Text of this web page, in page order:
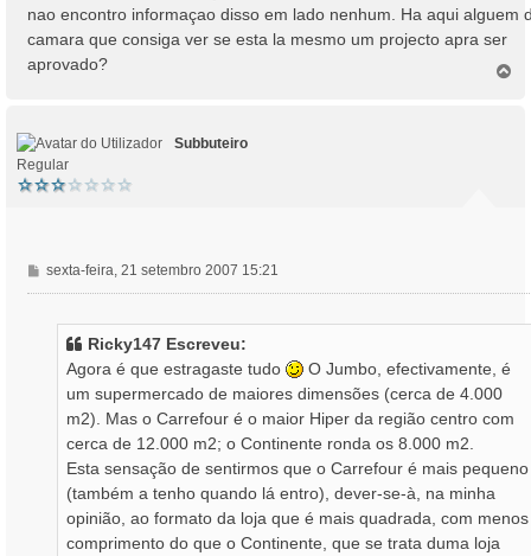
nao encontro informaçao disso em lado nenhum. Ha aqui alguem
camara que consiga ver se esta la mesmo um projecto apra ser
aprovado?
Subbuteiro
Regular
M
e
sexta-feira, 21 setembro 2007 15:21
Ricky147 Escreveu:
Agora é que estragaste tudo
O Jumbo, efectivamente, é
um supermercado de maiores dimensões (cerca de 4.000
m2). Mas o Carrefour é o maior Hiper da região centro com
cerca de 12.000 m2; o Continente ronda os 8.000 m2.
Esta sensação de sentirmos que o Carrefour é mais pequeno
(também a tenho quando lá entro), dever-se-à, na minha
opinião, ao formato da loja que é mais quadrada, com menos
comprimento do que o Continente, que se trata duma loja